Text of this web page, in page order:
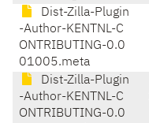
Dist-Zilla-Plugin
-Author-KENTNL-C
ONTRIBUTING-0.0
01005.meta
Dist-Zilla-Plugin
-Author-KENTNL-C
ONTRIBUTING-0.0